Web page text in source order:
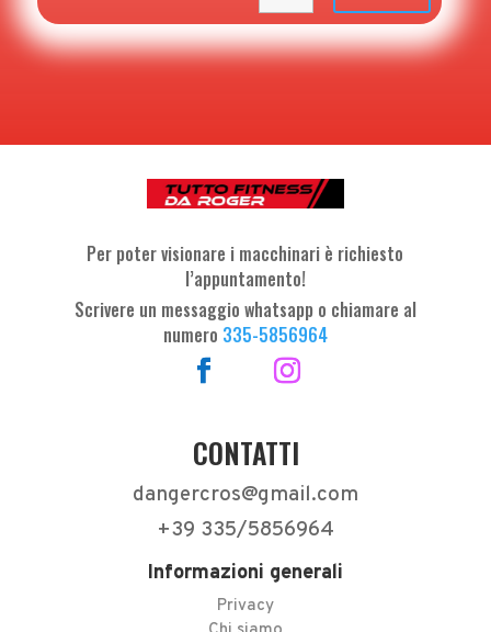
Per poter visionare i macchinari è richiesto
l’appuntamento!
Scrivere un messaggio whatsapp o chiamare al
numero 335-5856964
CONTATTI
dangercros@gmail.com
+39 335/5856964
Informazioni generali
Privacy